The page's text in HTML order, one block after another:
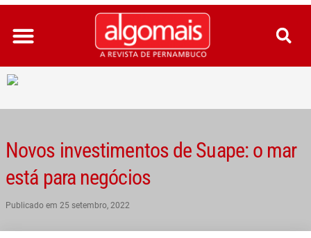
Ir
para
conteúdo
Novos investimentos de Suape: o mar
está para negócios
Publicado em 25 setembro, 2022